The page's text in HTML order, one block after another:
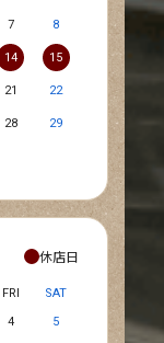
7 8
14 15
21 22
28 29
休店日
FRI
SAT
4 5